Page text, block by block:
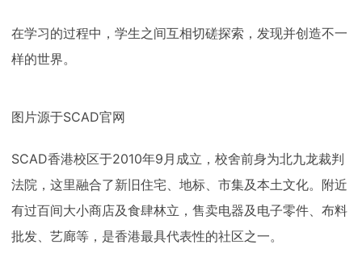
在学习的过程中，学生之间互相切磋探索，发现并创造不一
样的世界。
图片源于SCAD官网
SCAD香港校区于2010年9月成立，校舍前身为北九龙裁判
法院，这里融合了新旧住宅、地标、市集及本土文化。附近
有过百间大小商店及食肆林立，售卖电器及电子零件、布料
批发、艺廊等，是香港最具代表性的社区之一。